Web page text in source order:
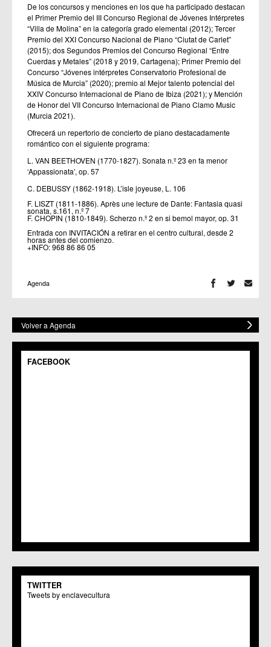
De los concursos y menciones en los que ha participado destacan
el Primer Premio del III Concurso Regional de Jóvenes Intérpretes
“Villa de Molina” en la categoría grado elemental (2012); Tercer
Premio del XXI Concurso Nacional de Piano “Ciutat de Carlet”
(2015); dos Segundos Premios del Concurso Regional “Entre
Cuerdas y Metales” (2018 y 2019, Cartagena); Primer Premio del
Concurso “Jóvenes intérpretes Conservatorio Profesional de
Música de Murcia” (2020); premio al Mejor talento potencial del
XXIV Concurso Internacional de Piano de Ibiza (2021); y Mención
de Honor del VII Concurso Internacional de Piano Clamo Music
(Murcia 2021).
Ofrecerá un repertorio de concierto de piano destacadamente
romántico con el siguiente programa:
L. VAN BEETHOVEN (1770-1827). Sonata n.º 23 en fa menor
‘Appassionata’, op. 57
C. DEBUSSY (1862-1918). L’isle joyeuse, L. 106
F. LISZT (1811-1886). Après une lecture de Dante: Fantasia quasi
sonata, s.161, n.º 7
F. CHOPIN (1810-1849). Scherzo n.º 2 en si bemol mayor, op. 31
Entrada con INVITACIÓN a retirar en el centro cultural, desde 2
horas antes del comienzo.
+INFO: 968 86 86 05
Agenda
Volver a Agenda
FACEBOOK
TWITTER
Tweets by enclavecultura